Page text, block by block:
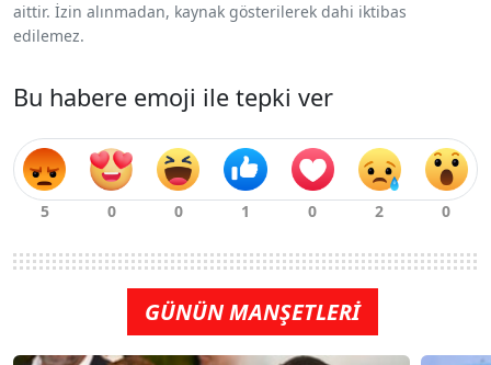
aittir. İzin alınmadan, kaynak gösterilerek dahi iktibas
edilemez.
Bu habere emoji ile tepki ver
GÜNÜN MANŞETLERİ